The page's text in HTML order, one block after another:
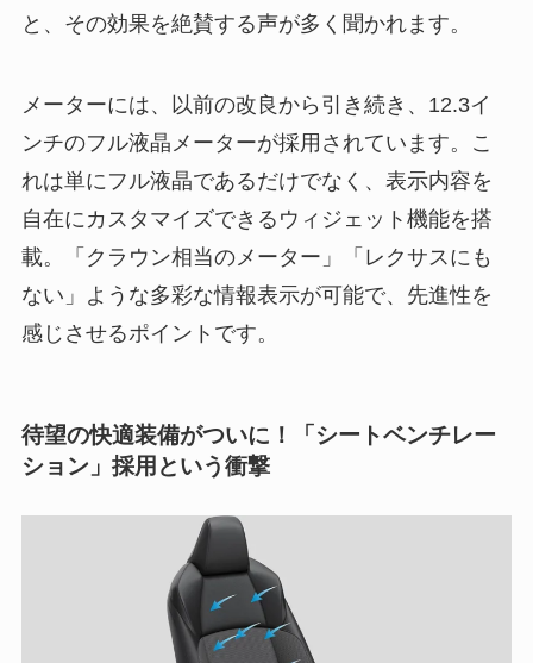
と、その効果を絶賛する声が多く聞かれます。
メーターには、以前の改良から引き続き、12.3イ
ンチのフル液晶メーターが採用されています。こ
れは単にフル液晶であるだけでなく、表示内容を
自在にカスタマイズできるウィジェット機能を搭
載。「クラウン相当のメーター」「レクサスにも
ない」ような多彩な情報表示が可能で、先進性を
感じさせるポイントです。
待望の快適装備がついに！「シートベンチレー
ション」採用という衝撃